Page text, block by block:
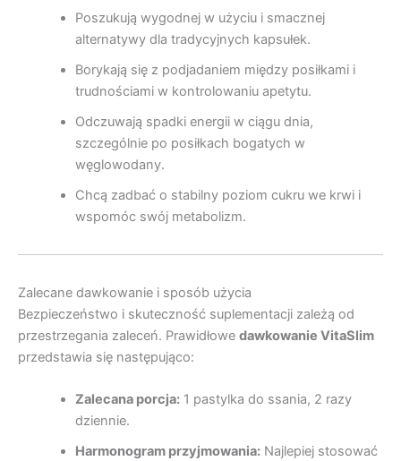
Poszukują wygodnej w użyciu i smacznej
alternatywy dla tradycyjnych kapsułek.
Borykają się z podjadaniem między posiłkami i
trudnościami w kontrolowaniu apetytu.
Odczuwają spadki energii w ciągu dnia,
szczególnie po posiłkach bogatych w
węglowodany.
Chcą zadbać o stabilny poziom cukru we krwi i
wspomóc swój metabolizm.
Zalecane dawkowanie i sposób użycia
Bezpieczeństwo i skuteczność suplementacji zależą od
przestrzegania zaleceń. Prawidłowe dawkowanie VitaSlim
przedstawia się następująco:
Zalecana porcja:1 pastylka do ssania, 2 razy
dziennie.
Harmonogram przyjmowania:Najlepiej stosować